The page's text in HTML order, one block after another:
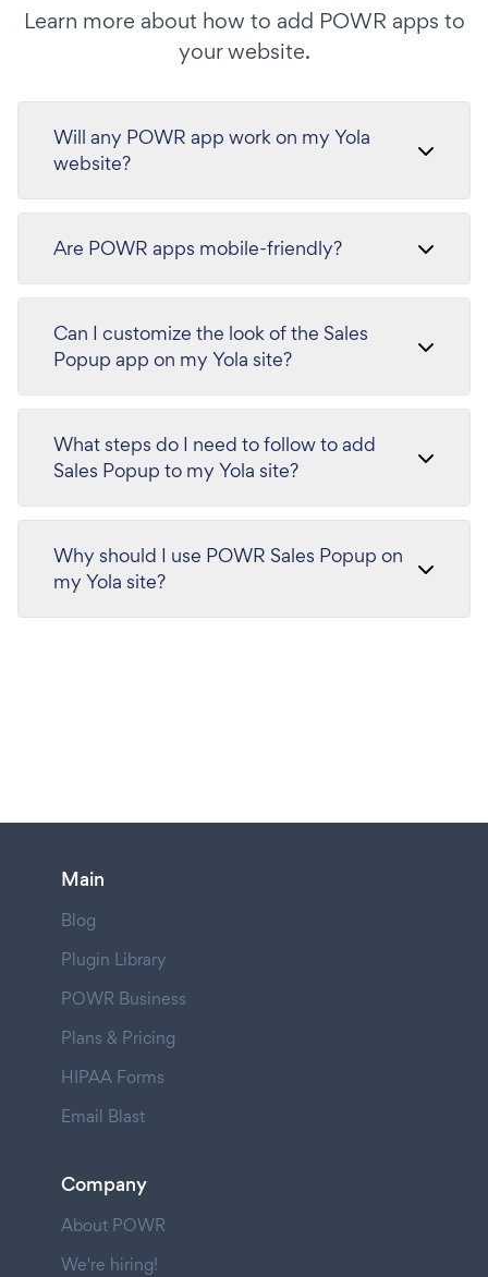
Learn more about how to add POWR apps to
your website.
Will any POWR app work on my Yola
website?
Are POWR apps mobile-friendly?
Can I customize the look of the Sales
Popup app on my Yola site?
What steps do I need to follow to add
Sales Popup to my Yola site?
Why should I use POWR Sales Popup on
my Yola site?
Main
Blog
Plugin Library
POWR Business
Plans & Pricing
HIPAA Forms
Email Blast
Company
About POWR
We're hiring!